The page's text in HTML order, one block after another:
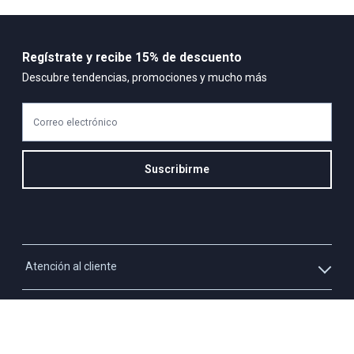
Atención al cliente
Regístrate y recibe 15% de descuento
Descubre tendencias, promociones y mucho más
Correo electrónico
Suscribirme